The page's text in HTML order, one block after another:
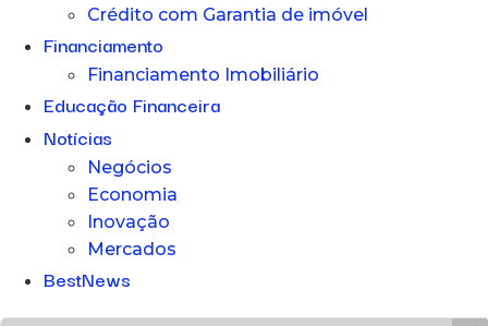
Crédito com Garantia de imóvel
Financiamento
Financiamento Imobiliário
Educação Financeira
Notícias
Negócios
Economia
Inovação
Mercados
BestNews